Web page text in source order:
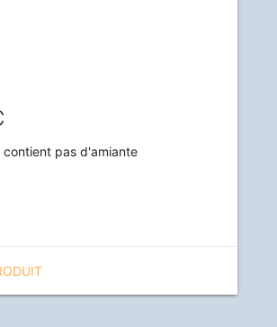
contient pas d'amiante